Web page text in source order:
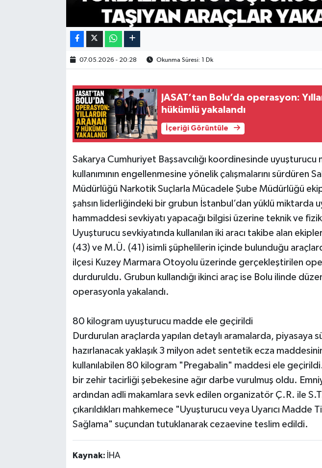
07.05.2026 - 20:28 Okunma Süresi: 1 Dk
JASAT’tan Bolu’da operasyon:
hükümlü yakalandı
İçeriği Görüntüle
Sakarya Cumhuriyet Başsavcılığı koordinesinde
kullanımının engellenmesine yönelik çalışmalarını sürdüren
Müdürlüğü Narkotik Suçlarla Mücadele Şube Müdürlüğü
şahsın liderliğindeki bir grubun İstanbul’dan yüklü miktarda
hammaddesi sevkiyatı yapacağı bilgisi üzerine teknik ve
Uyuşturucu sevkiyatında kullanılan iki aracı takibe alan
(43) ve M.Ü. (41) isimli şüphelilerin içinde bulunduğu
ilçesi Kuzey Marmara Otoyolu üzerinde gerçekleştirilen
durduruldu. Grubun kullandığı ikinci araç ise Bolu ilinde
operasyonla yakalandı.
80 kilogram uyuşturucu madde ele geçirildi
Durdurulan araçlarda yapılan detaylı aramalarda, piyasaya
hazırlanacak yaklaşık 3 milyon adet sentetik ecza
kullanılabilen 80 kilogram "Pregabalin" maddesi ele
bir zehir tacirliği şebekesine ağır darbe vurulmuş oldu.
ardından adli makamlara sevk edilen organizatör Ç.R. ile
çıkarıldıkları mahkemece "Uyuşturucu veya Uyarıcı Madde
Sağlama" suçundan tutuklanarak cezaevine teslim edildi.
Kaynak: İHA